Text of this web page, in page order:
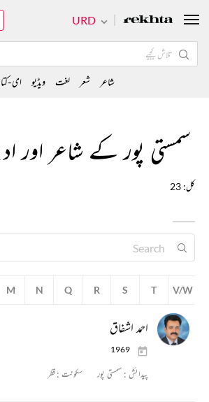
سمستی پور کے شاعر اور
کل: 23
M N Q R S T V/W
احمد اشفاق
1969
پیدائش : سمستی پور سکونت :قطر
URD
شاعر شعر لغت ویڈیو ای-